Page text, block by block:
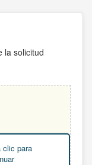
la solicitud
clic para